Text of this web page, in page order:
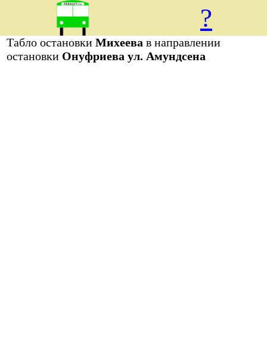
?
Табло остановкиМихеевав направлении
остановки Онуфриева ул. Амундсена